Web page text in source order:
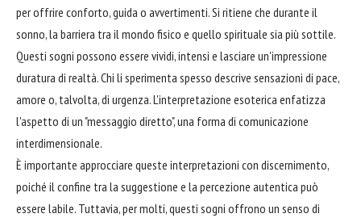
per offrire conforto, guida o avvertimenti. Si ritiene che durante il
sonno, la barriera tra il mondo fisico e quello spirituale sia più sottile.
Questi sogni possono essere vividi, intensi e lasciare un'impressione
duratura di realtà. Chi li sperimenta spesso descrive sensazioni di pace,
amore o, talvolta, di urgenza. L'interpretazione esoterica enfatizza
l'aspetto di un "messaggio diretto", una forma di comunicazione
interdimensionale.
È importante approcciare queste interpretazioni con discernimento,
poiché il confine tra la suggestione e la percezione autentica può
essere labile. Tuttavia, per molti, questi sogni offrono un senso di